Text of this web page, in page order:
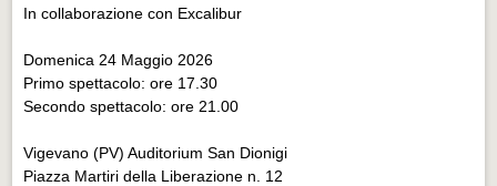
EVENTI
EVENTI
Eventi Vigevano
Eventi Vigevano
Eventi Pavia
In collaborazione con Excalibur
Domenica 24 Maggio 2026
Primo spettacolo: ore 17.30
Secondo spettacolo: ore 21.00
Vigevano (PV) Auditorium San Dionigi
Piazza Martiri della Liberazione n. 12